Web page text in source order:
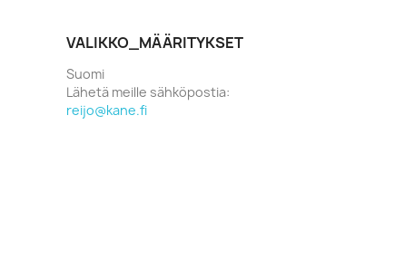
VALIKKO_MÄÄRITYKSET
Suomi
Lähetä meille sähköpostia:
reijo@kane.fi